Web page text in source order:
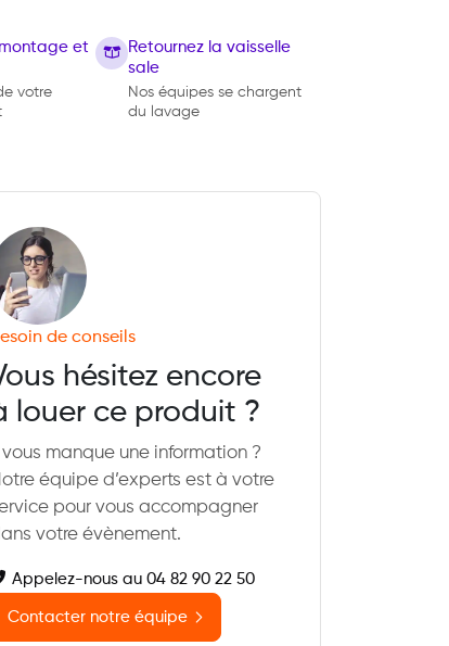
et
votre
Retournez la vaisselle
sale
Nos équipes se chargent
du lavage
de conseils
hésitez encore
louer ce produit ?
vous manque une information ?
équipe d’experts est à votre
pour vous accompagner
votre évènement.
Appelez-nous au 04 82 90 22 50
Contacter notre équipe